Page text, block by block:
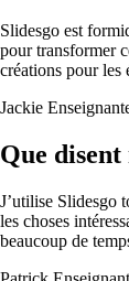
Slidesgo est
pour transformer
créations pour les
Jackie
Que
J’utilise Slidesgo
les choses
beaucoup de